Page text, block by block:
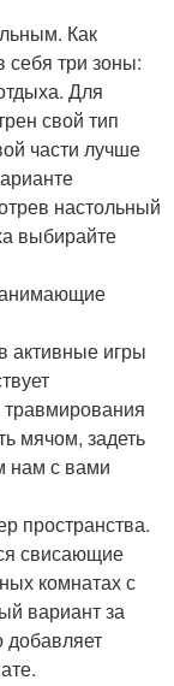
Как
себя три зоны:
Для
свой тип
части лучше
настольный
выбирайте
активные игры
травмирования
мячом, задеть
нам с вами
пространства.
свисающие
комнатах с
вариант за
добавляет